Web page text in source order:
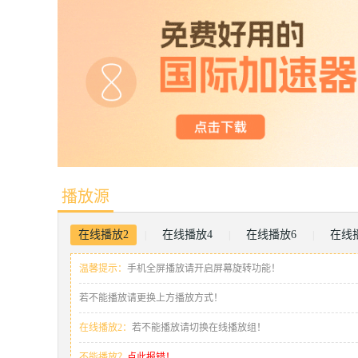
播放源
在线播放2 在线播放4 在线播放6 在线
温馨提示： 手机全屏播放请开启屏幕旋转功能！
若不能播放请更换上方播放方式！
在线播放2： 若不能播放请切换在线播放组！